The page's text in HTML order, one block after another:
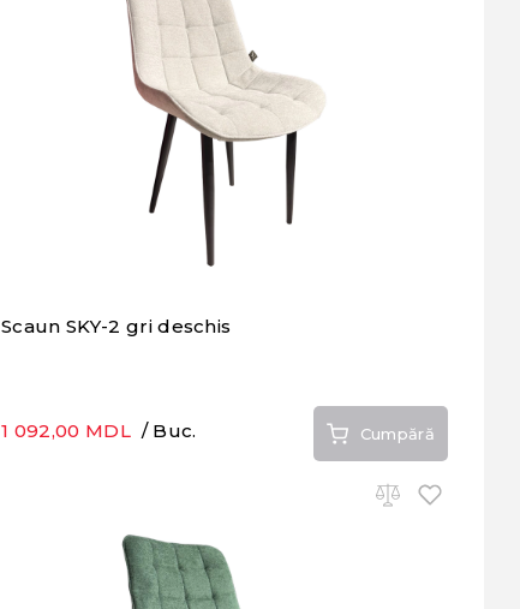
Scaun SKY-2 gri deschis
1 092,00 MDL / Buc. Cumpără